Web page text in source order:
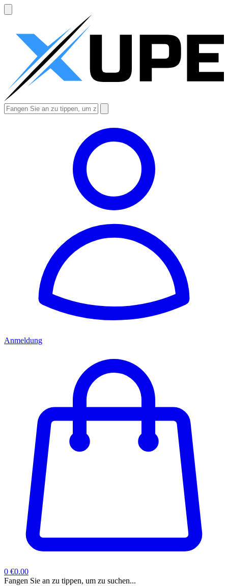
Anmeldung
0 €0.00
Fangen Sie an zu tippen, um zu suchen...